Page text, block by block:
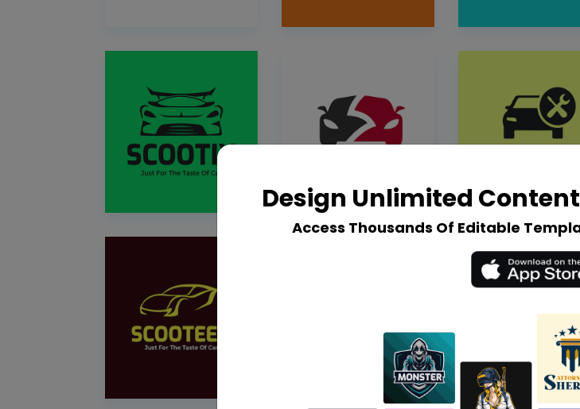
Design Unlimited
Access Thousands Of Editable